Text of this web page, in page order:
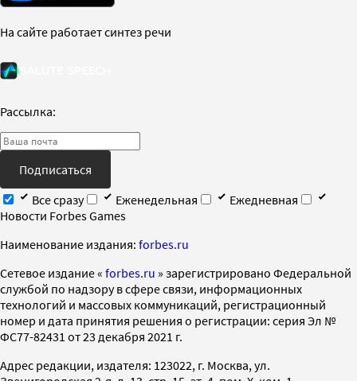
На сайте работает синтез речи
Рассылка:
Подписаться
Все сразу
Еженедельная
Ежедневная
Новости Forbes Games
Наименование издания: forbes.ru
Cетевое издание « forbes.ru » зарегистрировано Федеральной
службой по надзору в сфере связи, информационных
технологий и массовых коммуникаций, регистрационный
номер и дата принятия решения о регистрации: серия Эл №
ФС77-82431 от 23 декабря 2021 г.
Адрес редакции, издателя: 123022, г. Москва, ул.